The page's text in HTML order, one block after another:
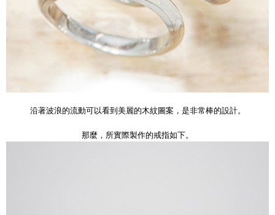
沿著波浪的流動可以看到美麗的木紋圖案，是非常棒的設計。
那麼，所實際製作的戒指如下。